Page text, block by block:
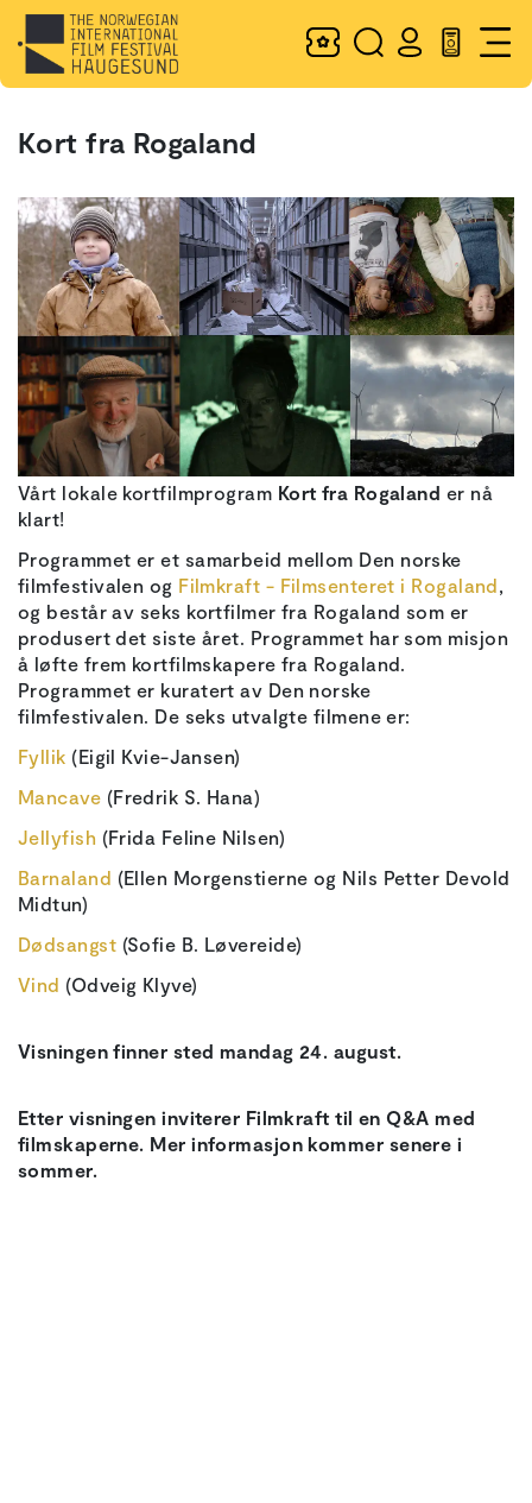
Kort fra Rogaland
Vårt lokale kortfilmprogram Kort fra Rogaland er nå
klart!
Programmet er et samarbeid mellom Den norske
filmfestivalen og Filmkraft - Filmsenteret i Rogaland,
og består av seks kortfilmer fra Rogaland som er
produsert det siste året. Programmet har som misjon
å løfte frem kortfilmskapere fra Rogaland.
Programmet er kuratert av Den norske
filmfestivalen. De seks utvalgte filmene er:
Fyllik (Eigil Kvie-Jansen)
Mancave (Fredrik S. Hana)
Jellyfish (Frida Feline Nilsen)
Barnaland (Ellen Morgenstierne og Nils Petter Devold
Midtun)
Dødsangst (Sofie B. Løvereide)
Vind (Odveig Klyve)
Visningen finner sted mandag 24. august.
Etter visningen inviterer Filmkraft til en Q&A med
filmskaperne. Mer informasjon kommer senere i
sommer.